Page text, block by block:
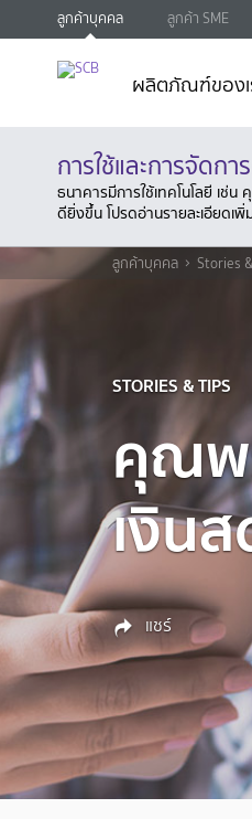
ลูกค้าบุคคล ลูกค้า SME
ผลิตภัณฑ์ของเ
การใช้และการจัดก
ธนาคารมีการใช้เทคโนโลยี เช่
ดียิ่งขึ้น โปรดอ่านรายละเอียดเพิ่
ลูกค้าบุคคล Stories
STORIES & TIPS
คุณพ
เงิน
แชร์